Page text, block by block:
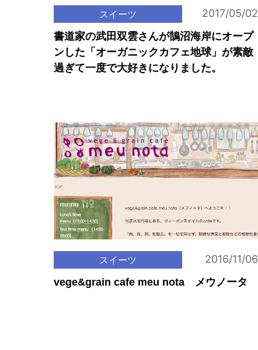
スイーツ 2017/05/02
書道家の武田双雲さんが鵠沼海岸にオープ
ンした「オーガニックカフェ地球」が素敵
過ぎて一度で大好きになりました。
スイーツ 2016/11/06
vege&grain cafe meu nota メウノータ